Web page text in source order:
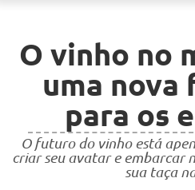
O vinho no
uma
para os
O futuro do vinho está
criar seu avatar e embarcar
sua taça